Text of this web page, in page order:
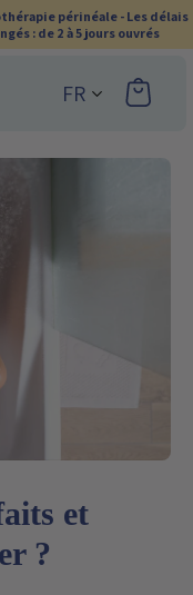
périnéale - Les délais
: de 2 à 5 jours ouvrés
FR
et
?